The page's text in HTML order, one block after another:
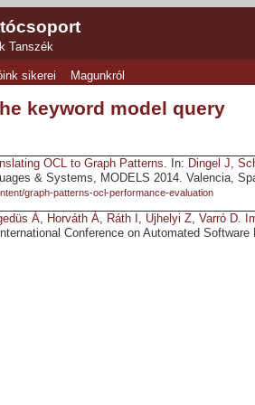
Tanszék
sikerei Magunkról
keyword model query
OCL to Graph Patterns . In: Dingel J ,
& Systems, MODELS 2014. Valencia,
graph-patterns-ocl-performance-evaluation
Á, Horváth Á, Ráth I , Ujhelyi Z,Varró D.
Conference on Automated